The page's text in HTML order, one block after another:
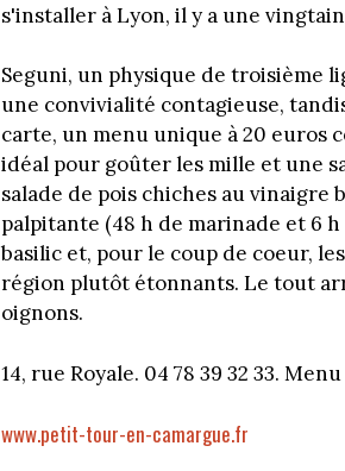
s'installer à Lyon, il y a une
Seguni, un physique de troisième
une convivialité contagieuse,
carte, un menu unique à 20 euros
idéal pour goûter les mille et une
salade de pois chiches au vinaigre
palpitante (48 h de marinade et 6
basilic et, pour le coup de coeur,
région plutôt étonnants. Le tout
oignons.
14, rue Royale. 04 78 39 32 33.
www.petit-tour-en-camargue.fr